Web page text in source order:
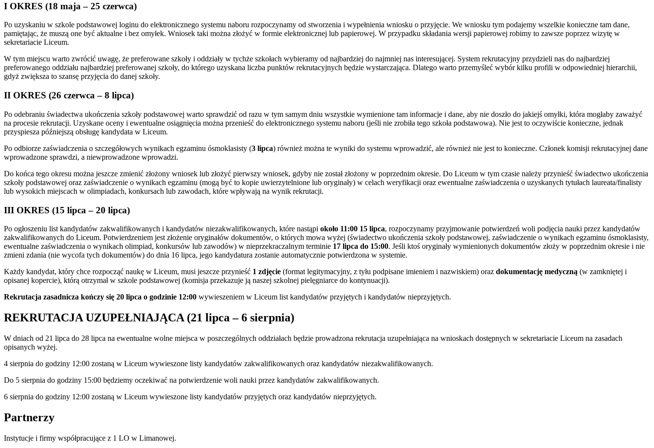
I OKRES (18 maja – 25 czerwca)
Po uzyskaniu w szkole podstawowej loginu do elektronicznego systemu naboru rozpoczynamy od stworzenia i wypełnienia wniosku o przyjęcie. We wniosku tym podajemy wszelkie konieczne tam dane,
pamiętając, że muszą one być aktualne i bez omyłek. Wniosek taki można złożyć w formie elektronicznej lub papierowej. W przypadku składania wersji papierowej robimy to zawsze poprzez wizytę w
sekretariacie Liceum.
W tym miejscu warto zwrócić uwagę, że preferowane szkoły i oddziały w tychże szkołach wybieramy od najbardziej do najmniej nas interesującej. System rekrutacyjny przydzieli nas do najbardziej
preferowanego oddziału najbardziej preferowanej szkoły, do którego uzyskana liczba punktów rekrutacyjnych będzie wystarczająca. Dlatego warto przemyśleć wybór kilku profili w odpowiedniej hierarchii,
gdyż zwiększa to szansę przyjęcia do danej szkoły.
II OKRES (26 czerwca – 8 lipca)
Po odebraniu świadectwa ukończenia szkoły podstawowej warto sprawdzić od razu w tym samym dniu wszystkie wymienione tam informacje i dane, aby nie doszło do jakiejś omyłki, która mogłaby zaważyć
na procesie rekrutacji. Uzyskane oceny i ewentualne osiągnięcia można przenieść do elektronicznego systemu naboru (jeśli nie zrobiła tego szkoła podstawowa). Nie jest to oczywiście konieczne, jednak
przyspiesza późniejszą obsługę kandydata w Liceum.
Po odbiorze zaświadczenia o szczegółowych wynikach egzaminu ósmoklasisty (3 lipca) również można te wyniki do systemu wprowadzić, ale również nie jest to konieczne. Członek komisji rekrutacyjnej dane
wprowadzone sprawdzi, a niewprowadzone wprowadzi.
Do końca tego okresu można jeszcze zmienić złożony wniosek lub złożyć pierwszy wniosek, gdyby nie został złożony w poprzednim okresie. Do Liceum w tym czasie należy przynieść świadectwo ukończenia
szkoły podstawowej oraz zaświadczenie o wynikach egzaminu (mogą być to kopie uwierzytelnione lub oryginały) w celach weryfikacji oraz ewentualne zaświadczenia o uzyskanych tytułach laureata/finalisty
lub wysokich miejscach w olimpiadach, konkursach lub zawodach, które wpływają na wynik rekrutacji.
III OKRES (15 lipca – 20 lipca)
Po ogłoszeniu list kandydatów zakwalifikowanych i kandydatów niezakwalifikowanych, które nastąpi około 11:00 15 lipca, rozpoczynamy przyjmowanie potwierdzeń woli podjęcia nauki przez kandydatów
zakwalifikowanych do Liceum. Potwierdzeniem jest złożenie oryginałów dokumentów, o których mowa wyżej (świadectwo ukończenia szkoły podstawowej, zaświadczenie o wynikach egzaminu ósmoklasisty,
ewentualne zaświadczenia o wynikach olimpiad, konkursów lub zawodów) w nieprzekraczalnym terminie 17 lipca do 15:00. Jeśli ktoś oryginały wymienionych dokumentów złoży w poprzednim okresie i nie
zmieni zdania (nie wycofa tych dokumentów) do dnia 16 lipca, jego kandydatura zostanie automatycznie potwierdzona w systemie.
Każdy kandydat, który chce rozpocząć naukę w Liceum, musi jeszcze przynieść 1 zdjęcie (format legitymacyjny, z tyłu podpisane imieniem i nazwiskiem) oraz dokumentację medyczną (w zamkniętej i
opisanej kopercie), którą otrzymał w szkole podstawowej (komisja przekazuje ją naszej szkolnej pielęgniarce do kontynuacji).
Rekrutacja zasadnicza kończy się 20 lipca o godzinie 12:00 wywieszeniem w Liceum list kandydatów przyjętych i kandydatów nieprzyjętych.
REKRUTACJA UZUPEŁNIAJĄCA (21 lipca – 6 sierpnia)
W dniach od 21 lipca do 28 lipca na ewentualne wolne miejsca w poszczególnych oddziałach będzie prowadzona rekrutacja uzupełniająca na wnioskach dostępnych w sekretariacie Liceum na zasadach
opisanych wyżej.
4 sierpnia do godziny 12:00 zostaną w Liceum wywieszone listy kandydatów zakwalifikowanych oraz kandydatów niezakwalifikowanych.
Do 5 sierpnia do godziny 15:00 będziemy oczekiwać na potwierdzenie woli nauki przez kandydatów zakwalifikowanych.
6 sierpnia do godziny 12:00 zostaną w Liceum wywieszone listy kandydatów przyjętych oraz kandydatów nieprzyjętych.
Partnerzy
Instytucje i firmy współpracujące z 1 LO w Limanowej.